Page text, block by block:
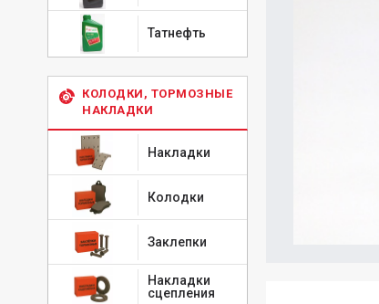
Татнефть
КОЛОДКИ, ТОРМОЗНЫЕ
НАКЛАДКИ
Накладки
Колодки
Заклепки
Накладки
сцепления